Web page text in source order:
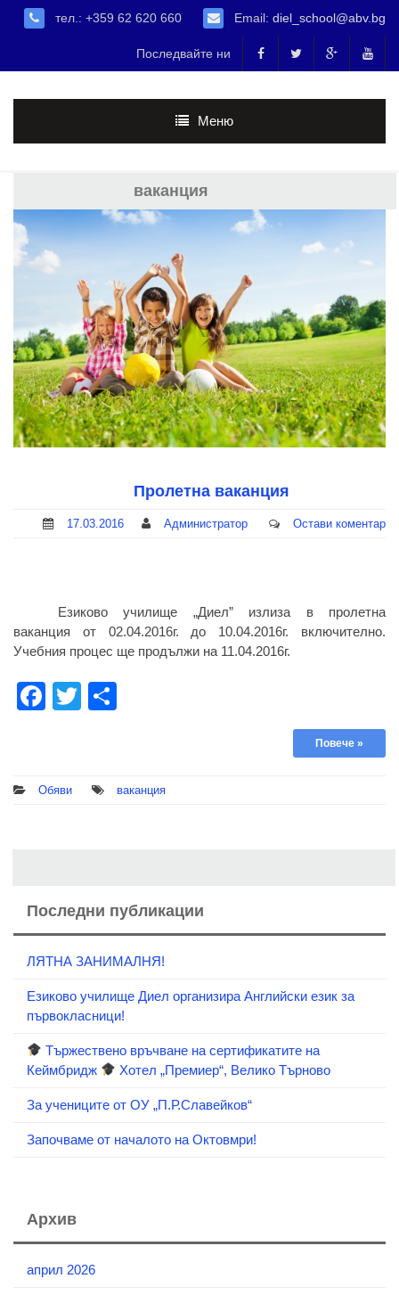
тел.: +359 62 620 660 Email: diel_school@abv.bg
Последвайте ни
Меню
ваканция
Пролетна ваканция
17.03.2016 Администратор Остави коментар
Езиково училище „Диел” излиза в пролетна
ваканция от 02.04.2016г. до 10.04.2016г. включително.
Учебния процес ще продължи на 11.04.2016г.
Facebook
Twitter
Повече »
Обяви ваканция
Последни публикации
ЛЯТНА ЗАНИМАЛНЯ!
Езиково училище Диел организира Английски език за
първокласници!
Тържествено връчване на сертификатите на
Кеймбридж
Хотел „Премиер“, Велико Търново
За учениците от ОУ „П.Р.Славейков“
Започваме от началото на Октовмри!
Архив
април 2026